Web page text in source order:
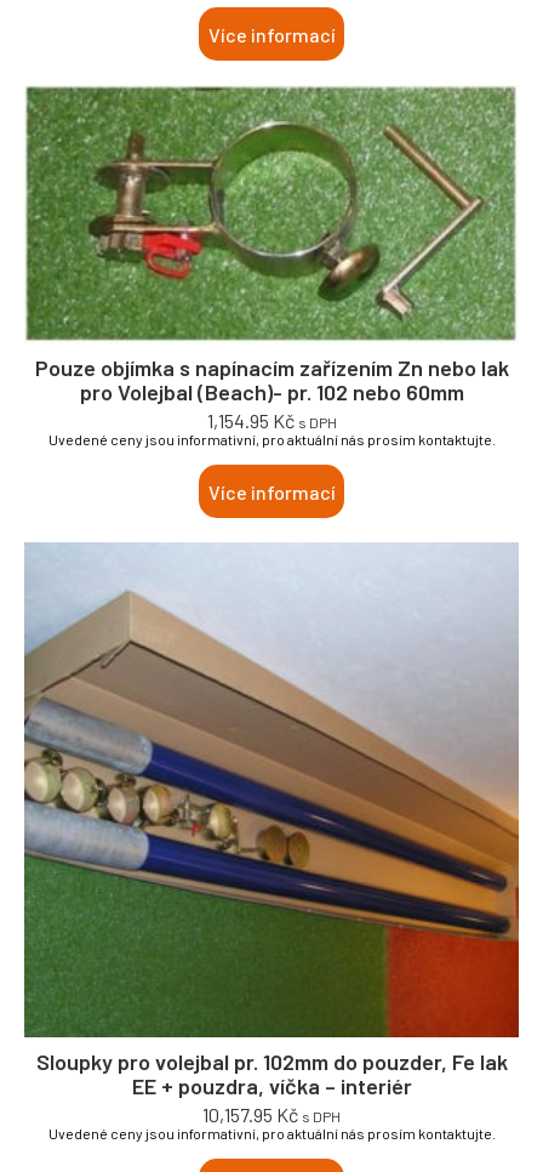
Více informací
Pouze objímka s napínacím zařízením Zn nebo lak
pro Volejbal (Beach)- pr. 102 nebo 60mm
1,154.95 Kč s DPH
Uvedené ceny jsou informativní, pro aktuální nás prosím kontaktujte.
Více informací
Sloupky pro volejbal pr. 102mm do pouzder, Fe lak
EE + pouzdra, víčka – interiér
10,157.95 Kč s DPH
Uvedené ceny jsou informativní, pro aktuální nás prosím kontaktujte.